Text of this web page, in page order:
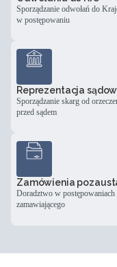
Sporządzanie odwołań do
w postępowaniu
Reprezentacja
Sporządzanie skarg od
przed sądem
Zamówienia
Doradztwo w
zamawiającego